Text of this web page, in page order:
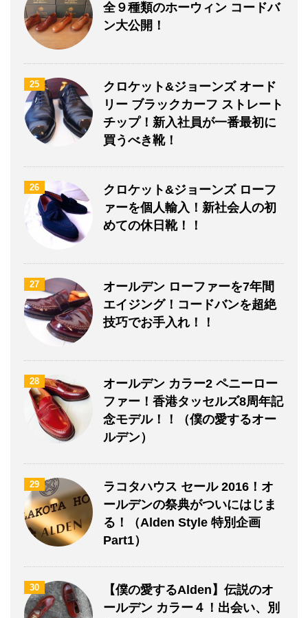
全９種類のホーウィン コードバ
ン大公開！
25
クロケット&ジョーンズ オード
リー ブラックカーフ ストレート
チップ！新入社員が一番最初に
買うべき靴！
26
クロケット&ジョーンズ ローフ
ァーを個人輸入！新社会人の初
めての休日靴！！
27
オールデン ローファーを7年間
エイジング！コードバンを超絶
技巧でお手入れ！！
28
オールデン カラー2 ペニーロー
ファー！香港タッセルズ8周年記
念モデル！！（僕の愛するオー
ルデン）
29
ラコタハウス セール 2016！オ
ールデンの祭典がついにはじま
る！（Alden Style 特別企画
Part1）
30
【僕の愛するAlden】伝説のオ
ールデン カラー４！出会い、別